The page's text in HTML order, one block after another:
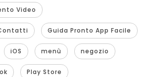
Video
Guida Pronto App Facile
iOS menù negozio
Play Store